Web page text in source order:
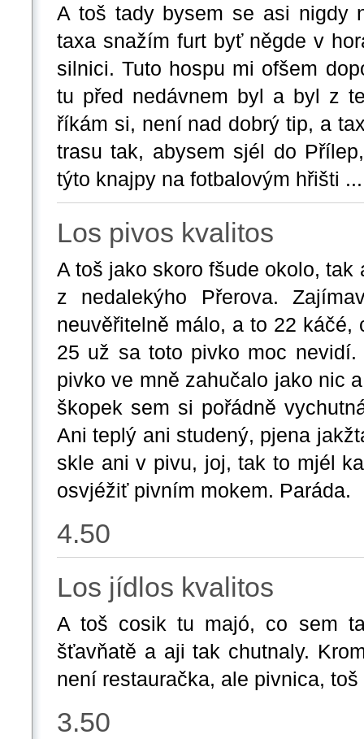
A toš tady bysem se asi nigdy
taxa snažím furt byť něgde v
silnici. Tuto hospu mi ofšem
tu před nedávnem byl a byl z
říkám si, není nad dobrý tip, a
trasu tak, abysem sjél do
týto knajpy na fotbalovým hřišti ...
Los pivos kvalitos
A toš jako skoro fšude okolo,
z nedalekýho Přerova.
neuvěřitelně málo, a to 22
25 už sa toto pivko moc
pivko ve mně zahučalo jako nic
škopek sem si pořádně
Ani teplý ani studený, pjena
skle ani v pivu, joj, tak to mjél
osvjéžiť pivním mokem. Paráda.
4.50
Los jídlos kvalitos
A toš cosik tu majó, co sem
šťavňatě a aji tak chutnaly.
není restauračka, ale pivnica,
3.50